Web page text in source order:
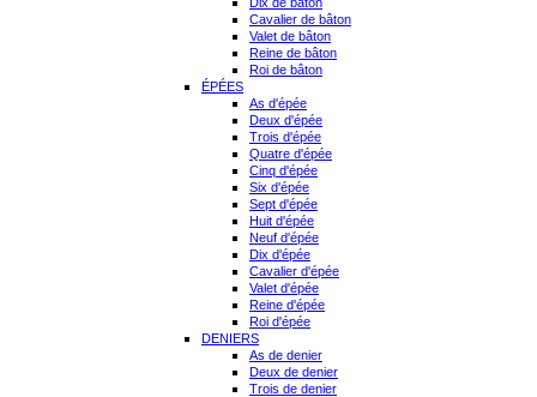
Cavalier de bâton
Valet de bâton
Reine de bâton
Roi de bâton
ÉPÉES
As d'épée
Deux d'épée
Trois d'épée
Quatre d'épée
Cinq d'épée
Six d'épée
Sept d'épée
Huit d'épée
Neuf d'épée
Dix d'épée
Cavalier d'épée
Valet d'épée
Reine d'épée
Roi d'épée
DENIERS
As de denier
Deux de denier
Trois de denier